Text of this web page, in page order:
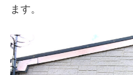
ます。